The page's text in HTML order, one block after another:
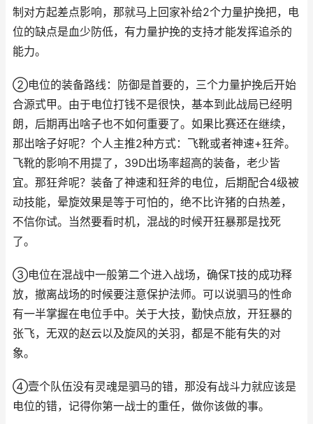
制对方起差点影响，那就马上回家补给2个力量护挽把，电
位的缺点是血少防低，有力量护挽的支持才能发挥追杀的
能力。
②电位的装备路线：防御是首要的，三个力量护挽后开始
合源式甲。由于电位打钱不是很快，基本到此战局已经明
朗，后期再出啥子也不如何重要了。如果比赛还在继续，
那出啥子好呢？个人主推2种方式：飞靴或者神速+狂斧。
飞靴的影响不用提了，39D出场率超高的装备，老少皆
宜。那狂斧呢？装备了神速和狂斧的电位，后期配合4级被
动技能，晕旋效果是等于可怕的，绝不比许猪的白热差，
不信你试。当然要看时机，混战的时候开狂暴那是找死
了。
③电位在混战中一般第二个进入战场，确保T技的成功释
放，撤离战场的时候要注意保护法师。可以说驷马的性命
有一半掌握在电位手中。关于大技，勤快点放，开狂暴的
张飞，无双的赵云以及旋风的关羽，都是不能有失的对
象。
④壹个队伍没有灵魂是驷马的错，那没有战斗力就应该是
电位的错，记得你第一战士的重任，做你该做的事。